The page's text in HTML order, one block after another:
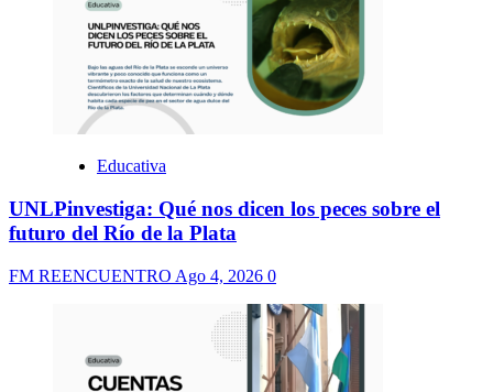
Educativa
UNLPinvestiga: Qué nos dicen los peces sobre el
futuro del Río de la Plata
FM REENCUENTRO Ago 4, 2026 0